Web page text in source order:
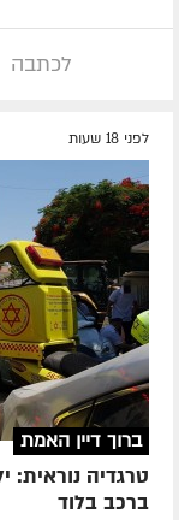
לכתבה
לפני 18 שעות
ברוך דיין האמת
ברכב בלוד